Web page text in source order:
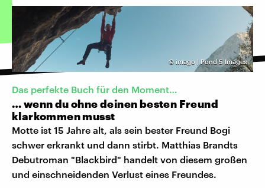
© imago | Pond 5 Images
Das perfekte Buch für den Moment…
… wenn du ohne deinen besten Freund
klarkommen musst
Motte ist 15 Jahre alt, als sein bester Freund Bogi
schwer erkrankt und dann stirbt. Matthias Brandts
Debutroman "Blackbird" handelt von diesem großen
und einschneidenden Verlust eines Freundes.